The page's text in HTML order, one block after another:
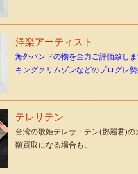
洋楽アーティスト
海外バンドの物を全力ご評価致し
キングクリムゾンなどのプログレ勢
テレサテン
台湾の歌姫テレサ・テン(鄧麗君)
額買取になる場合も。